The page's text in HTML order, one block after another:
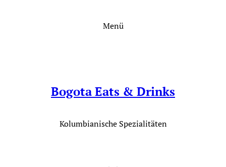
Menü
Bogota Eats & Drinks
Kolumbianische Spezialitäten